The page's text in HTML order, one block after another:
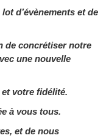
lot d’évènements et de
de concrétiser notre
une nouvelle
votre fidélité.
à vous tous.
et de nous